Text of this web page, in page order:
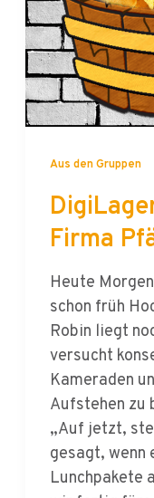
Aus den Gruppen
Firma
Heute
Robin liegt
versucht
Kameraden
Aufstehen zu
„Auf jetzt,
gesagt, wenn
Lunchpakete
wir fertig fürs
Betreuer